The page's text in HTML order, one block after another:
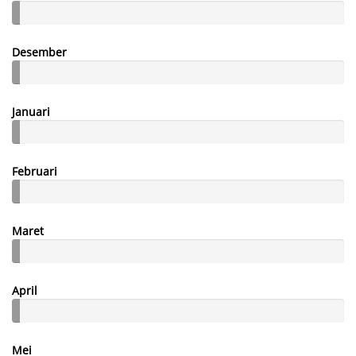
Desember
Januari
Februari
Maret
April
Mei